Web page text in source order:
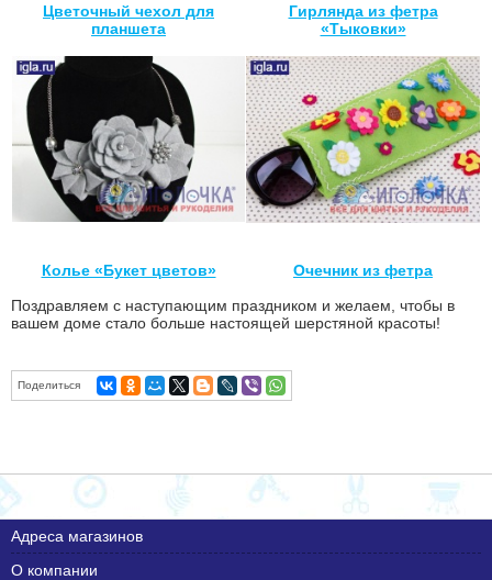
Цветочный чехол для
планшета
Гирлянда из фетра
«Тыковки»
Колье «Букет цветов»
Очечник из фетра
Поздравляем с наступающим праздником и желаем, чтобы в
вашем доме стало больше настоящей шерстяной красоты!
Поделиться
Адреса магазинов
О компании